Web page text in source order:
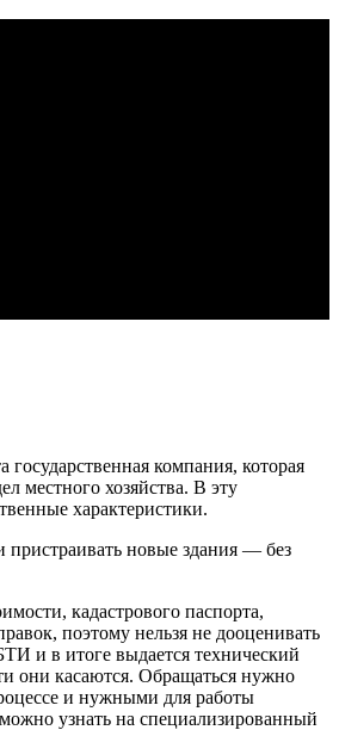
компания, которая
местного хозяйства. В эту
характеристики.
новые здания — без
кадастрового паспорта,
поэтому нельзя не дооценивать
и в итоге выдается технический
они касаются. Обращаться нужно
и нужными для работы
узнать на специализированный